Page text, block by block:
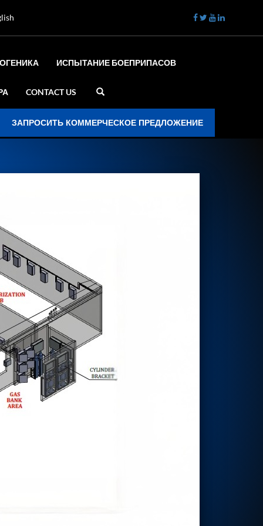
ИСПЫТАНИЕ БОЕПРИПАСОВ
CONTACT US
ЗАПРОСИТЬ КОММЕРЧЕСКОЕ ПРЕДЛОЖЕНИЕ